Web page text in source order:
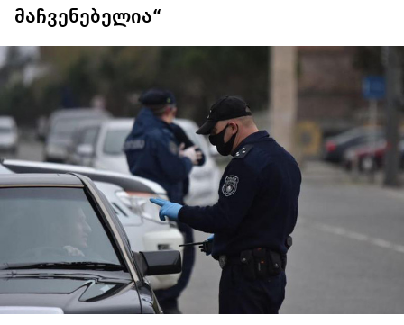
მაჩვენებელია“